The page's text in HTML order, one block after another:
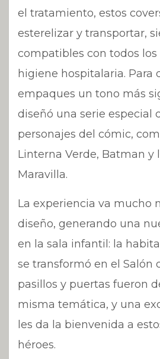
el tratamiento, estos
esterelizar y transportar,
compatibles con todos los
higiene hospitalaria. Para
empaques un tono más
diseñó una serie especial
personajes del cómic,
Linterna Verde, Batman y
Maravilla.
La experiencia va mucho
diseño, generando una
en la sala infantil: la
se transformó en el Salón
pasillos y puertas fueron
misma temática, y una
les da la bienvenida a
héroes.